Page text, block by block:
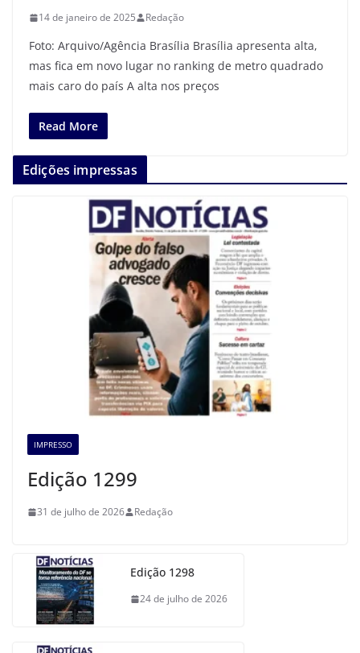
14 de janeiro de 2025 Redação
Foto: Arquivo/Agência Brasília Brasília apresenta alta,
mas fica em novo lugar no ranking de metro quadrado
mais caro do país A alta nos preços
Read More
Edições impressas
IMPRESSO
Edição 1299
31 de julho de 2026 Redação
Edição 1298
24 de julho de 2026